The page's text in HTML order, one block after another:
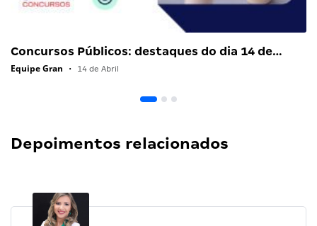
Concursos Públicos: destaques do dia 14 de…
Equipe Gran • 14 de Abril
Depoimentos relacionados